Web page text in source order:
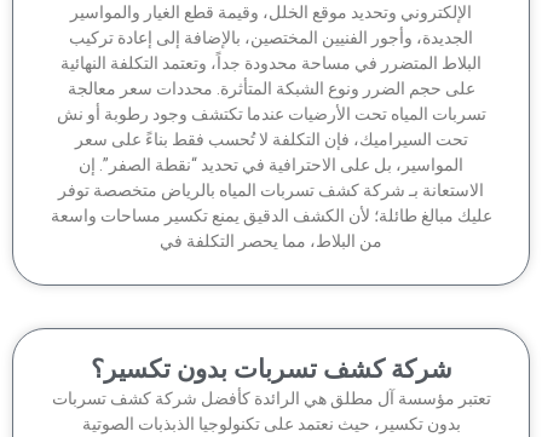
الإلكتروني وتحديد موقع الخلل، وقيمة قطع الغيار والمواسير
الجديدة، وأجور الفنيين المختصين، بالإضافة إلى إعادة تركيب
البلاط المتضرر في مساحة محدودة جداً، وتعتمد التكلفة النهائية
على حجم الضرر ونوع الشبكة المتأثرة. محددات سعر معالجة
المياه تحت الأرضيات عندما تكتشف وجود رطوبة أو نش
تحت السيراميك، فإن التكلفة لا تُحسب فقط بناءً على سعر
المواسير، بل على الاحترافية في تحديد “نقطة الصفر”. إن
بـ شركة كشف تسربات المياه بالرياض متخصصة توفر
مبالغ طائلة؛ لأن الكشف الدقيق يمنع تكسير مساحات واسعة
من البلاط، مما يحصر التكلفة في
شركة كشف تسربات بدون تكسير؟
مؤسسة آل مطلق هي الرائدة كأفضل شركة كشف تسربات
بدون تكسير، حيث نعتمد على تكنولوجيا الذبذبات الصوتية